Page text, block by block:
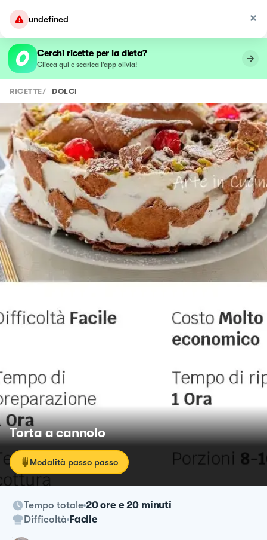
undefined
Cerchi ricette per la dieta?
Clicca qui e scarica l’app olivia!
RICETTE/ DOLCI
Torta a cannolo
Modalità passo passo
Tempo totale 20 ore e 20 minuti
Difficoltà Facile